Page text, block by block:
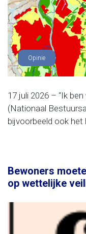
Opinie
17 juli 2026 – “Ik
(Nationaal
bijvoorbeeld ook het
Bewoners
op wettelijke